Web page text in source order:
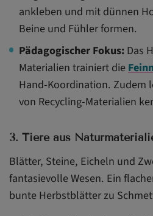
ankleben und mit dünnen
Beine und Fühler formen.
Pädagogischer Fokus:Das
Materialien trainiert die
Hand-Koordination. Zudem
von Recycling-Materialien
3. Tiere aus
Blätter, Steine, Eicheln und
fantasievolle Wesen. Ein
bunte Herbstblätter zu